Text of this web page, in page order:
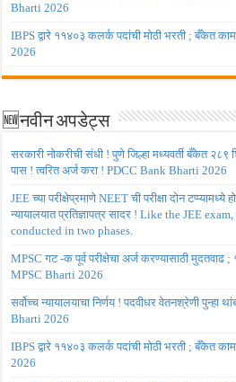
Bharti 2026
IBPS द्वारे ११४०३ कलर्क पदांची मोठी भरती ; बँकेत
2026
🆕नवीन अपडेट्स
सरकारी नोकरीची संधी ! पुणे जिल्हा मध्यवर्ती बँकेत २८९
पास ! त्वरित अर्ज करा ! PDCC Bank Bharti 2026
JEE च्या परीक्षेप्रमाणे NEET ची परीक्षा दोन
न्यायालयात प्रतिज्ञापत्र सादर ! Like the JEE
conducted in two phases.
MPSC गट -क पूर्व परीक्षेचा अर्ज करण्यासाठी
MPSC Bharti 2026
सर्वोच्च न्यायालयाचा निर्णय ! पदवीधर वेतनश्रेणी पुन्हा
Bharti 2026
IBPS द्वारे ११४०३ कलर्क पदांची मोठी भरती ; बँकेत
2026